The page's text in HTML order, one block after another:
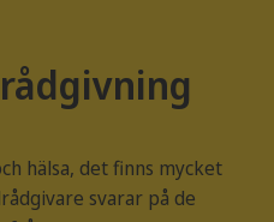
hälsa, det finns mycket
svarar på de